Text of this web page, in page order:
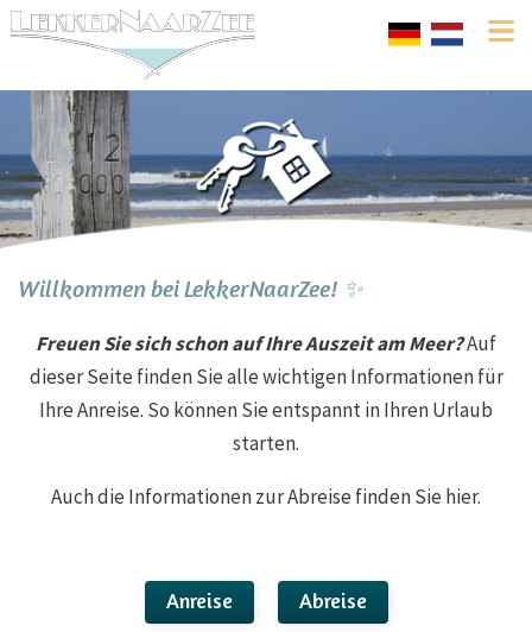
Willkommen bei LekkerNaarZee! ✨
Freuen Sie sich schon auf Ihre Auszeit am Meer?Auf
dieser Seite finden Sie alle wichtigen Informationen für
Ihre Anreise. So können Sie entspannt in Ihren Urlaub
starten.
Auch die Informationen zur Abreise finden Sie hier.
Anreise Abreise